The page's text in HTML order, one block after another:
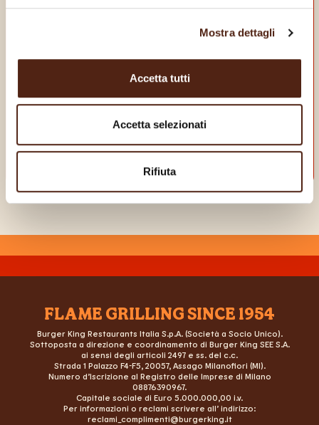
Mostra dettagli
Accetta tutti
Accetta selezionati
Rifiuta
SCARICA LA NOSTRA
E goditi dei vantaggi da vero King!
FLAME GRILLING SINCE 1954
Burger King Restaurants Italia S.p.A. (Società a Socio Unico).
Sottoposta a direzione e coordinamento di Burger King SEE S.A.
ai sensi degli articoli 2497 e ss. del c.c.
Strada 1 Palazzo F4-F5, 20057, Assago Milanofiori (MI).
Numero d’Iscrizione al Registro delle Imprese di Milano
08876390967.
Capitale sociale di Euro 5.000.000,00 i.v.
Per informazioni o reclami scrivere all’ indirizzo:
reclami_complimenti@burgerking.it